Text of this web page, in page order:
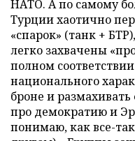
НАТО. А по самому
Турции хаотично
«спарок» (танк +
легко захвачены
полном
национального
броне и
про демократию и
понимаю, как все-